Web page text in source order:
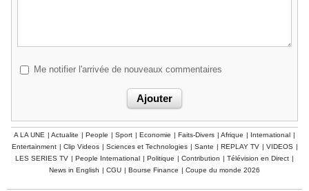
Me notifier l'arrivée de nouveaux commentaires
A LA UNE | Actualite | People | Sport | Economie | Faits-Divers | Afrique | International |
Entertainment | Clip Videos | Sciences et Technologies | Sante | REPLAY TV | VIDEOS |
LES SERIES TV | People International | Politique | Contribution | Télévision en Direct |
News in English | CGU | Bourse Finance | Coupe du monde 2026